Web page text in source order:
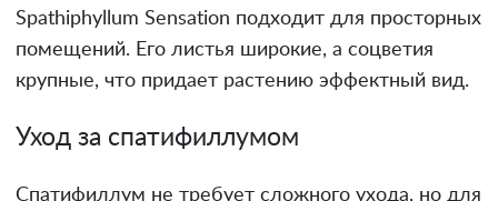
Spathiphyllum Sensation подходит для просторных
помещений. Его листья широкие, а соцветия
крупные, что придает растению эффектный вид.
Уход за спатифиллумом
Спатифиллум не требует сложного ухода, но для